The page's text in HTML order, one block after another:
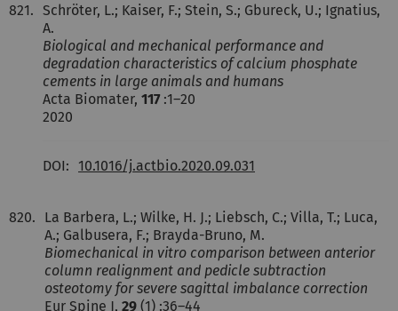
821. Schröter, L.; Kaiser, F.; Stein, S.; Gbureck, U.; Ignatius,
A.
Biological and mechanical performance and
degradation characteristics of calcium phosphate
cements in large animals and humans
Acta Biomater, 117 :1–20
2020
DOI: 10.1016/j.actbio.2020.09.031
820.
La Barbera, L.; Wilke, H. J.; Liebsch, C.; Villa, T.; Luca,
A.; Galbusera, F.; Brayda-Bruno, M.
Biomechanical in vitro comparison between anterior
column realignment and pedicle subtraction
osteotomy for severe sagittal imbalance correction
Eur Spine J, 29 (1) :36–44